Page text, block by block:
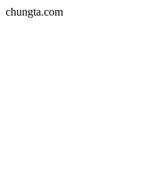
chungta.com